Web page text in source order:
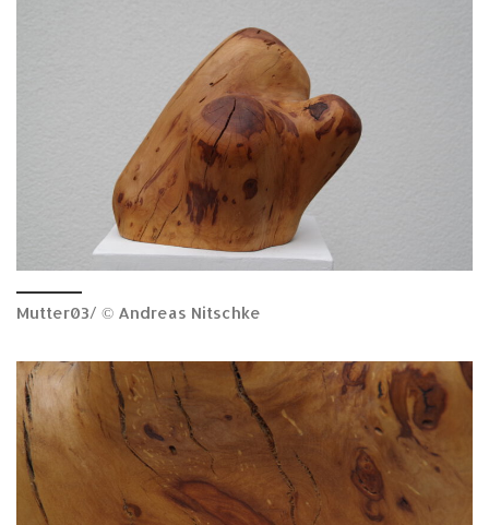
Mutter03/ © Andreas Nitschke